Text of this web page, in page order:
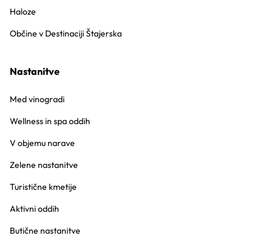
Haloze
Občine v Destinaciji Štajerska
Nastanitve
Med vinogradi
Wellness in spa oddih
V objemu narave
Zelene nastanitve
Turistične kmetije
Aktivni oddih
Butične nastanitve